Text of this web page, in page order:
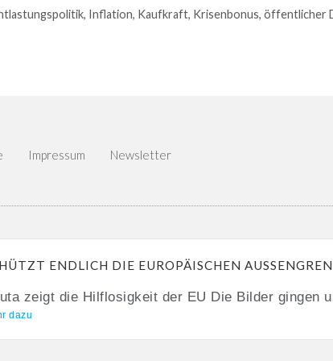
, Inflation, Kaufkraft, Krisenbonus, öffentlicher
Impressum Newsletter
ENDLICH DIE EUROPÄISCHEN
zeigt die Hilflosigkeit der EU Die Bilder gingen
dazu